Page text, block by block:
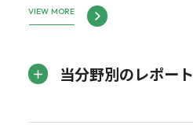
VIEW MORE
当分野別のレポート